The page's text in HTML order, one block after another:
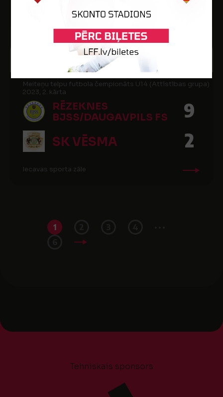
Iecavas sporta zāle
Meiteņu telpu futbola čempionāts U14 (Attīstības grupa)
2023, 2. kārta
RĒZEKNES
BJSS/DAUGAVPILS FS
9
SK VĒSMA 2
Iecavas sporta zāle
1
Tehniskais sponsors